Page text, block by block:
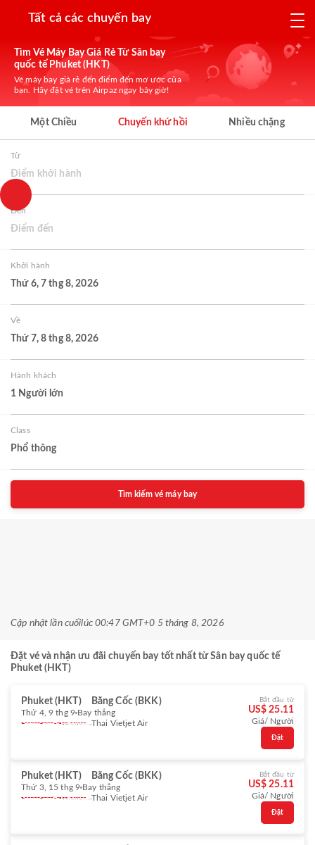
Tất cả các chuyến bay
Tìm Vé Máy Bay Giá Rẻ Từ Sân bay
quốc tế Phuket (HKT)
Vé máy bay giá rẻ đến điểm đến mơ ước của
bạn. Hãy đặt vé trên Airpaz ngay bây giờ!
Một Chiều Chuyến khứ hồi Nhiều chặng
Từ
Điểm khởi hành
Đến
Điểm đến
Khởi hành
Thứ 6, 7 thg 8, 2026
Về
Thứ 7, 8 thg 8, 2026
Hành khách
1 Người lớn
Class
Phổ thông
Tìm kiếm vé máy bay
Cập nhật lần cuốilúc 00:47 GMT+0 5 tháng 8, 2026
Đặt vé và nhận ưu đãi chuyến bay tốt nhất từ Sân bay quốc tế
Phuket (HKT)
Phuket (HKT) Băng Cốc (BKK)
Thứ 4, 9 thg 9 Bay thẳng
Thai Vietjet Air
Bắt đầu từ
US$ 25.11
Giá/ Người
Đặt
Phuket (HKT) Băng Cốc (BKK)
Thứ 3, 15 thg 9 Bay thẳng
Thai Vietjet Air
Bắt đầu từ
US$ 25.11
Giá/ Người
Đặt